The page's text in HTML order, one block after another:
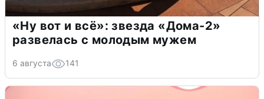
«Ну вот и всё»: звезда «Дома-2»
развелась с молодым мужем
6 августа 141